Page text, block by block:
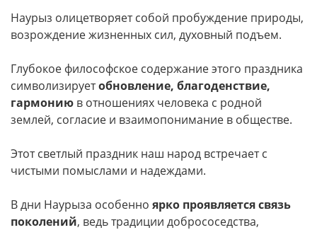
Наурыз олицетворяет собой пробуждение природы,
возрождение жизненных сил, духовный подъем.
Глубокое философское содержание этого праздника
символизируетобновление, благоденствие,
гармонию в отношениях человека с родной
землей, согласие и взаимопонимание в обществе.
Этот светлый праздник наш народ встречает с
чистыми помыслами и надеждами.
В дни Наурыза особенно ярко проявляется связь
поколений, ведь традиции добрососедства,